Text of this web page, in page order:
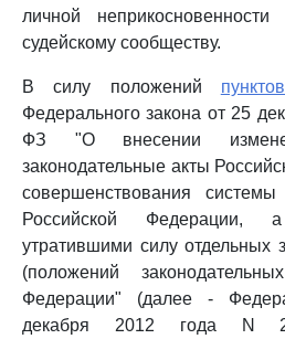
личной
судейскому сообществу.
В силу положений
Федерального закона от 25
ФЗ "О внесении
законодательные акты
совершенствования
Российской Федерации,
утратившими силу отдельных
(положений
Федерации" (далее -
декабря 2012 года N